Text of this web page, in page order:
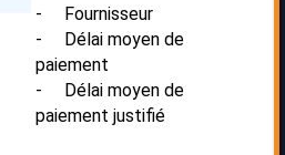
- Fournisseur
- Délai moyen de
paiement
- Délai moyen de
paiement justifié